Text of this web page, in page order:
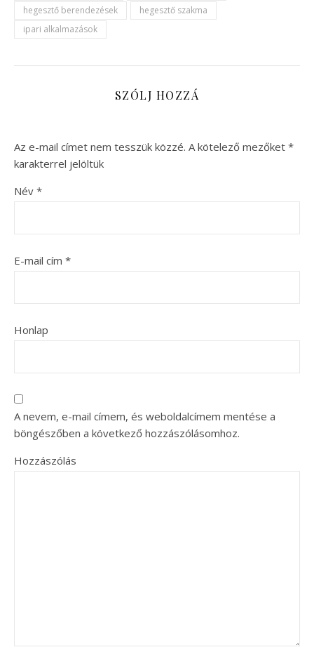
hegesztő berendezések
hegesztő szakma
ipari alkalmazások
SZÓLJ HOZZÁ
Az e-mail címet nem tesszük közzé. A kötelező mezőket *
karakterrel jelöltük
Név *
E-mail cím *
Honlap
A nevem, e-mail címem, és weboldalcímem mentése a
böngészőben a következő hozzászólásomhoz.
Hozzászólás